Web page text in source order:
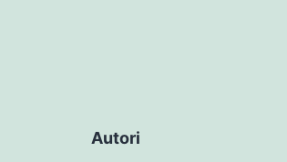
Autori